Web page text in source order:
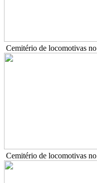
Cemitério de locomotivas
Cemitério de locomotivas